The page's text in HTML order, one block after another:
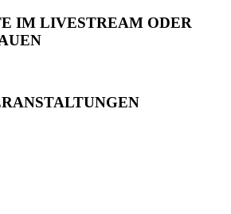
IM LIVESTREAM ODER